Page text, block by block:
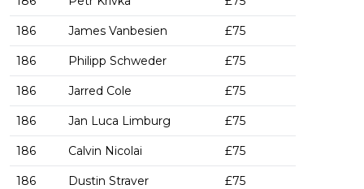
186 James Vanbesien £75
186 Philipp Schweder £75
186 Jarred Cole £75
186 Jan Luca Limburg £75
186 Calvin Nicolai £75
186 Dustin Straver £75